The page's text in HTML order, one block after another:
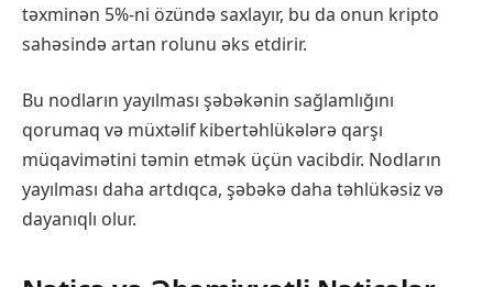
təxminən 5%-ni özündə saxlayır, bu da onun kripto
sahəsində artan rolunu əks etdirir.
Bu nodların yayılması şəbəkənin sağlamlığını
qorumaq və müxtəlif kibertəhlükələrə qarşı
müqavimətini təmin etmək üçün vacibdir. Nodların
yayılması daha artdıqca, şəbəkə daha təhlükəsiz və
dayanıqlı olur.